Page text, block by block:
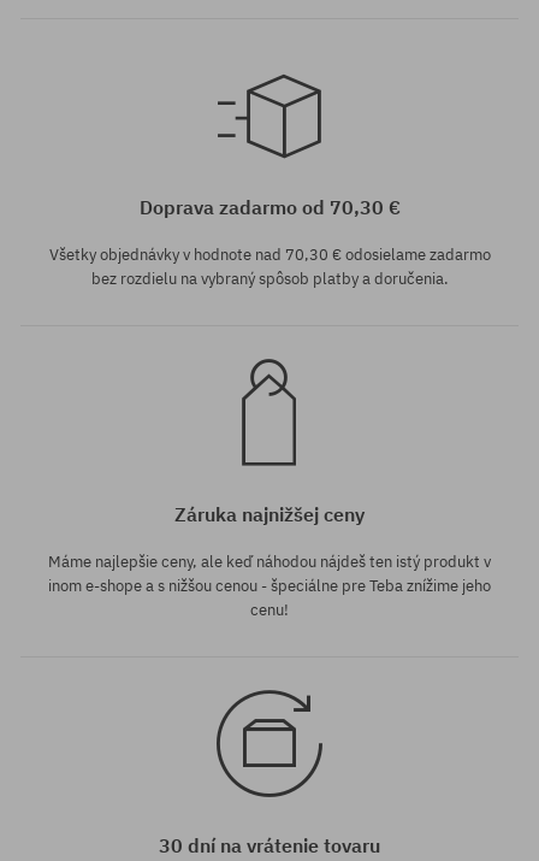
Doprava zadarmo od 70,30 €
Všetky objednávky v hodnote nad 70,30 € odosielame zadarmo
bez rozdielu na vybraný spôsob platby a doručenia.
Záruka najnižšej ceny
Máme najlepšie ceny, ale keď náhodou nájdeš ten istý produkt v
inom e-shope a s nižšou cenou - špeciálne pre Teba znížime jeho
cenu!
30 dní na vrátenie tovaru